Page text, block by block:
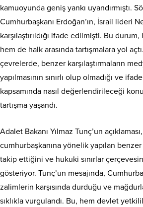
kamuoyunda geniş yankı uyandırmıştı.
Cumhurbaşkanı Erdoğan’ın, İsrail lideri
karşılaştırıldığı ifade edilmişti. Bu
hem de halk arasında tartışmalara yol
çevrelerde, benzer karşılaştırmaların
yapılmasının sınırlı olup olmadığı ve
kapsamında nasıl değerlendirileceği
tartışma yaşandı.
Adalet Bakanı Yılmaz Tunç’un
cumhurbaşkanına yönelik yapılan
takip ettiğini ve hukuki sınırlar
gösteriyor. Tunç’un mesajında,
zalimlerin karşısında durduğu ve
sıklıkla vurgulandı. Bu, hem devlet